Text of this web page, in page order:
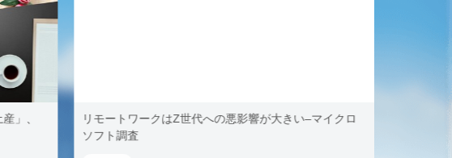
」、
リモートワークはZ世代への悪影響が大きい–マイクロ
ソフト調査